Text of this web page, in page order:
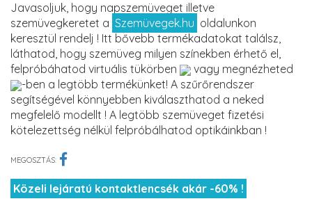
Javasoljuk, hogy napszemüveget illetve
szemüvegkeretet a Szemüvegek.hu oldalunkon
keresztül rendelj ! Itt bővebb termékadatokat találsz,
láthatod, hogy szemüveg milyen színekben érhető el,
felpróbáhatod virtuális tükörben
vagy megnézheted
-ben a legtöbb termékünket! A szűrőrendszer
segítségével könnyebben kiválaszthatod a neked
megfelelő modellt ! A legtöbb szemüveget fizetési
kötelezettség nélkül felpróbálhatod optikáinkban !
MEGOSZTÁS:
Közeli lejáratú kontaktlencsék akár -60% !